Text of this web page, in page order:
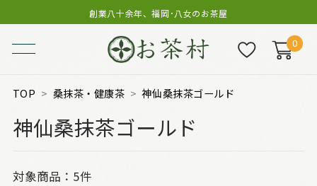
創業八十余年、福岡･八女のお茶屋
0
TOP 桑抹茶・健康茶 神仙桑抹茶ゴールド
神仙桑抹茶ゴールド
対象商品： 5件